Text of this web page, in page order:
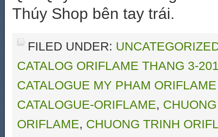
Thúy Shop bên tay trái.
FILED UNDER:
CATALOG ORIFLAME THANG 3-
CATALOGUE MY PHAM
CATALOGUE-ORIFLAME,
ORIFLAME, CHUONG TRINH